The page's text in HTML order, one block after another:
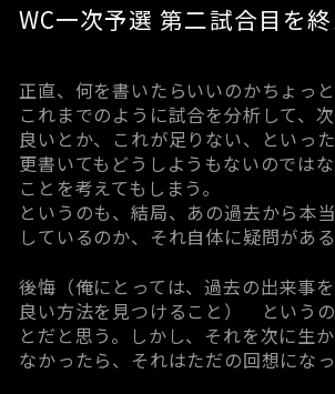
WC一次予選 第二試合目を
正直、何を書いたらいいのかちょっと
これまでのように試合を分析して、
良いとか、これが足りない、といっ
更書いてもどうしようもないのでは
ことを考えてもしまう。
というのも、結局、あの過去から本
しているのか、それ自体に疑問がある
後悔（俺にとっては、過去の出来事
良い方法を見つけること） という
とだと思う。しかし、それを次に生
なかったら、それはただの回想になっ